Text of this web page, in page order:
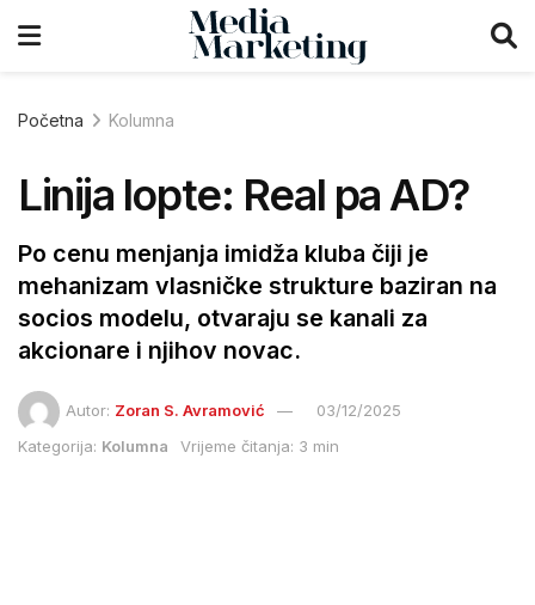
Početna Kolumna
Linija lopte: Real pa AD?
Po cenu menjanja imidža kluba čiji je
mehanizam vlasničke strukture baziran na
socios modelu, otvaraju se kanali za
akcionare i njihov novac.
Autor: Zoran S. Avramović
03/12/2025
Kategorija: Kolumna Vrijeme čitanja: 3 min